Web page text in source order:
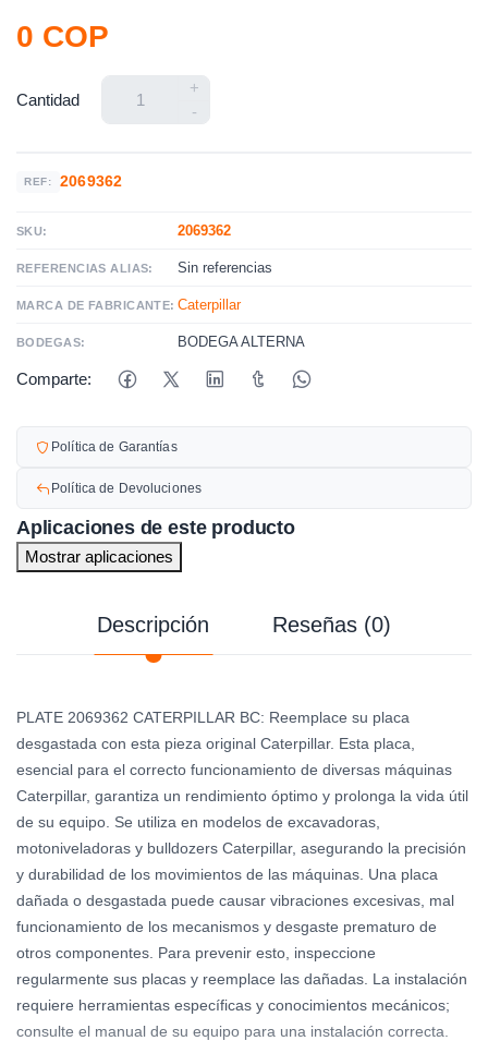
0 COP
Cantidad
+
-
REF: 2069362
SKU: 2069362
REFERENCIAS ALIAS: Sin referencias
MARCA DE FABRICANTE: Caterpillar
BODEGAS: BODEGA ALTERNA
Comparte:
Política de Garantías
Política de Devoluciones
Aplicaciones de este producto
Mostrar aplicaciones
Descripción Reseñas (0)
PLATE 2069362 CATERPILLAR BC: Reemplace su placa
desgastada con esta pieza original Caterpillar. Esta placa,
esencial para el correcto funcionamiento de diversas máquinas
Caterpillar, garantiza un rendimiento óptimo y prolonga la vida útil
de su equipo. Se utiliza en modelos de excavadoras,
motoniveladoras y bulldozers Caterpillar, asegurando la precisión
y durabilidad de los movimientos de las máquinas. Una placa
dañada o desgastada puede causar vibraciones excesivas, mal
funcionamiento de los mecanismos y desgaste prematuro de
otros componentes. Para prevenir esto, inspeccione
regularmente sus placas y reemplace las dañadas. La instalación
requiere herramientas específicas y conocimientos mecánicos;
consulte el manual de su equipo para una instalación correcta.